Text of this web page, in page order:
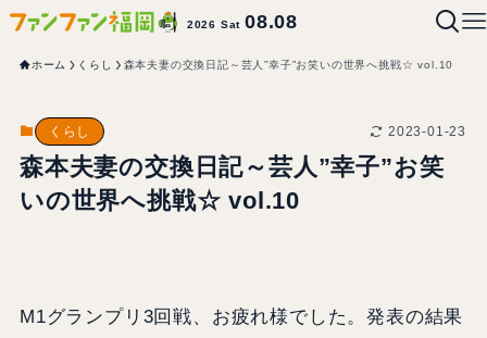
2026 Sat08.08
ホーム くらし 森本夫妻の交換日記～芸人”幸子”お笑いの世界へ挑戦☆ vol.10
くらし 2023-01-23
森本夫妻の交換日記～芸人”幸子”お笑
いの世界へ挑戦☆ vol.10
M1グランプリ3回戦、お疲れ様でした。発表の結果